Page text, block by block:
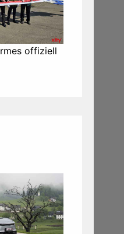
offiziell